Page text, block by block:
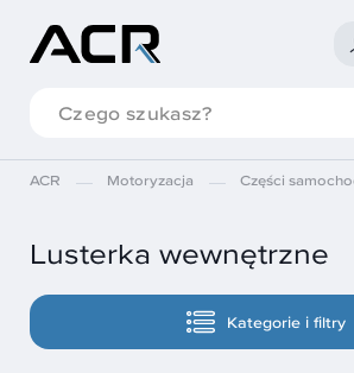
ACR Motoryzacja Części
Lusterka wewnętrzne
Kategorie i filtry